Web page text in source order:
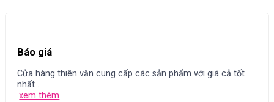
Báo giá
Cửa hàng thiên văn cung cấp các sản phẩm với giá cả tốt
nhất ...
xem thêm